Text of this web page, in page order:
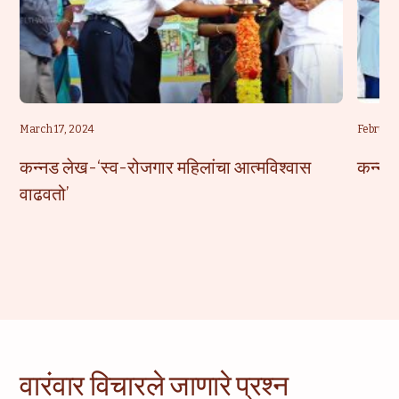
March 17, 2024
कन्नड लेख-‘स्व-रोजगार महिलांचा आत्मविश्वास
वाढवतो’
कन्नड
वारंवार विचारले जाणारे प्रश्न